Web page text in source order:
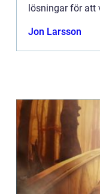
lösningar för att
detta är...
Jon Larsson